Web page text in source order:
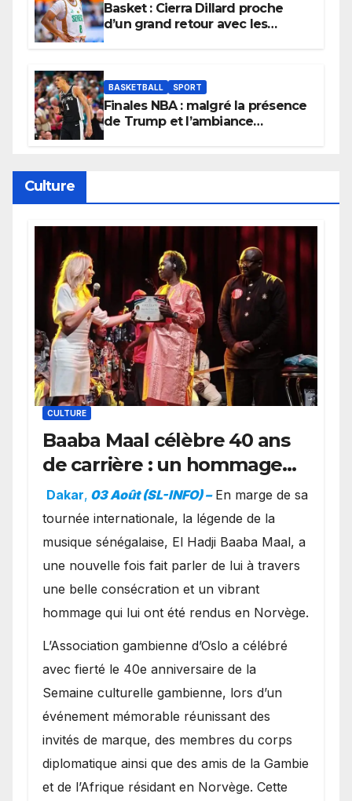
Basket : Cierra Dillard proche
d’un grand retour avec les
BASKETBALL SPORT
Finales NBA : malgré la présence
de Trump et l’ambiance
Culture
CULTURE
Baaba Maal célèbre 40 ans
de carrière : un hommage
exceptionnel à Oslo en
présence de la famille
royale.
Dakar, 03 Août (SL-INFO) – ​En marge de sa
tournée internationale, la légende de la
musique sénégalaise, El Hadji Baaba Maal, a
une nouvelle fois fait parler de lui à travers
une belle consécration et un vibrant
hommage qui lui ont été rendus en Norvège.
​L’Association gambienne d’Oslo a célébré
avec fierté le 40e anniversaire de la
Semaine culturelle gambienne, lors d’un
événement mémorable réunissant des
invités de marque, des membres du corps
diplomatique ainsi que des amis de la Gambie
et de l’Afrique résidant en Norvège. Cette